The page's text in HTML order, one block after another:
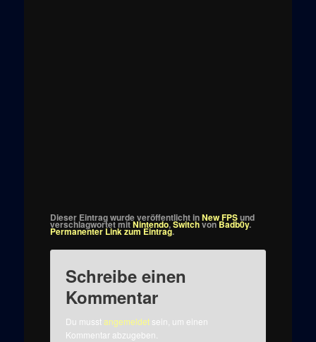
Dieser Eintrag wurde veröffentlicht inNew FPSund
verschlagwortet mitNintendo,SwitchvonBadb0y.
Permanenter Link zum Eintrag.
Schreibe einen
Kommentar
Du musstangemeldetsein, um einen
Kommentar abzugeben.